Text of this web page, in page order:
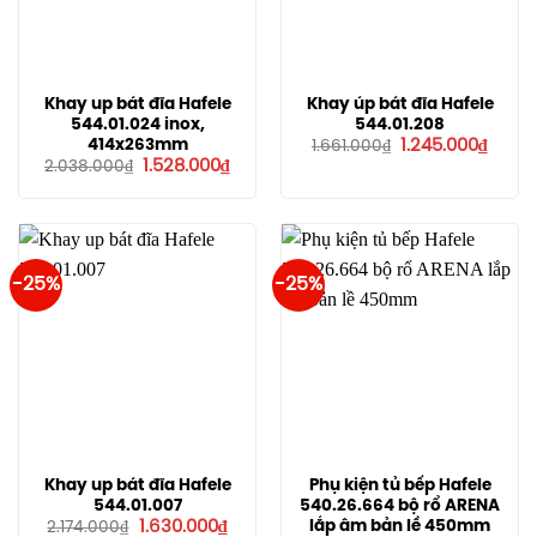
Khay up bát đĩa Hafele
544.01.024 inox,
414x263mm
2.038.000₫ Giá
1.528.000₫Giá
1.528.000₫.
Khay úp bát đĩa Hafele
544.01.208
1.661.000₫ Giá
1.245.000₫Giá
-25%
Khay up bát đĩa Hafele
544.01.007
2.174.000₫
Giá
1.630.000₫Giá
-25%
Phụ kiện tủ bếp Hafele
540.26.664 bộ rổ ARENA
lắp âm bản lề 450mm